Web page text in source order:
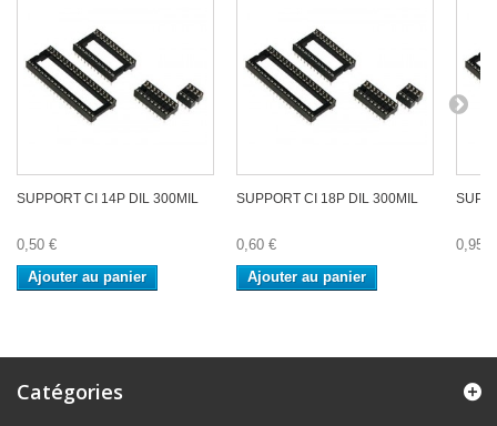
SUPPORT CI 14P DIL 300MIL
0,50 €
Ajouter au panier
SUPPORT CI 18P DIL 300MIL
0,60 €
Ajouter au panier
0,95 €
Catégories